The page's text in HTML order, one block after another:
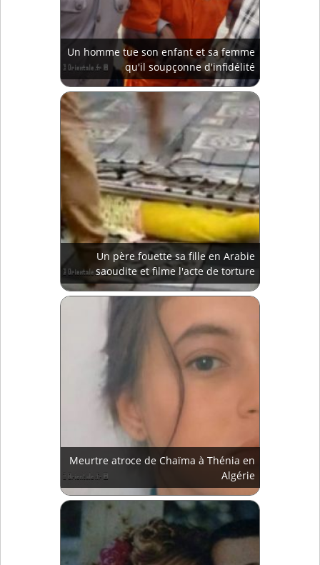
Un homme tue son enfant et sa femme
qu'il soupçonne d'infidélité
Un père fouette sa fille en Arabie
saoudite et filme l'acte de torture
Meurtre atroce de Chaïma à Thénia en
Algérie